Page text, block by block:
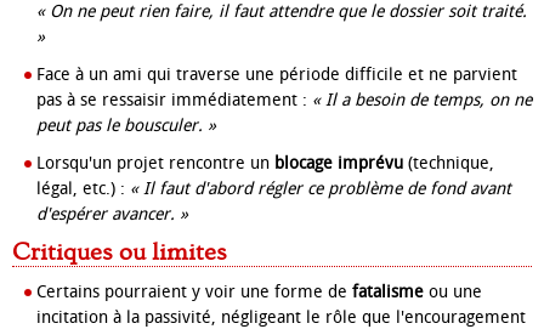
« On ne peut rien faire, il faut attendre que le dossier soit traité.
»
Face à un ami qui traverse une période difficile et ne parvient
pas à se ressaisir immédiatement : « Il a besoin de temps, on ne
peut pas le bousculer. »
Lorsqu'un projet rencontre un blocage imprévu (technique,
légal, etc.) : « Il faut d'abord régler ce problème de fond avant
d'espérer avancer. »
Critiques ou limites
Certains pourraient y voir une forme de fatalisme ou une
incitation à la passivité, négligeant le rôle que l'encouragement